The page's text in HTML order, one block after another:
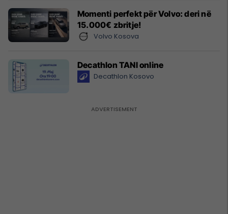
Momenti perfekt për Volvo: deri në
15.000€ zbritje!
Volvo Kosova
Decathlon TANI online
Decathlon Kosovo